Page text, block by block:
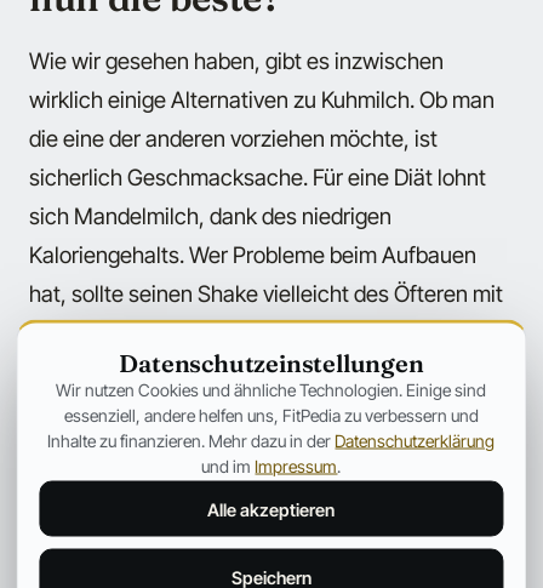
Wie wir gesehen haben, gibt es inzwischen
wirklich einige Alternativen zu Kuhmilch. Ob man
die eine der anderen vorziehen möchte, ist
sicherlich Geschmacksache. Für eine Diät lohnt
sich Mandelmilch, dank des niedrigen
Kaloriengehalts. Wer Probleme beim Aufbauen
hat, sollte seinen Shake vielleicht des Öfteren mit
Kokosmilch anreichern. Damit dürfte es deutlich
leichter sein, auf die nötigen Kalorien zu kommen.
Insgesamt kann man festhalten, dass alle
Milchersatzprodukte einen ordentlichen
Calciumanteil mitbringen und damit keiner mehr
Gefahr läuft, unterversorgt zu sein!
Datenschutzeinstellungen
Wir nutzen Cookies und ähnliche Technologien. Einige sind
essenziell, andere helfen uns, FitPedia zu verbessern und
Inhalte zu finanzieren. Mehr dazu in der Datenschutzerklärung
und im Impressum.
Alle akzeptieren
Speichern